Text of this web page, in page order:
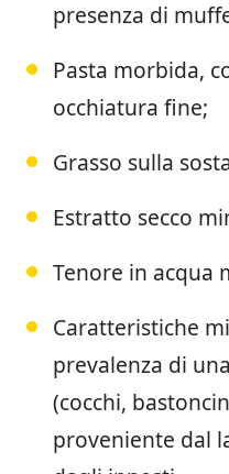
presenza di
Pasta morbida,
occhiatura fine;
Grasso sulla
Estratto secco
Tenore in acqua
Caratteristiche
prevalenza di
(cocchi,
proveniente dal